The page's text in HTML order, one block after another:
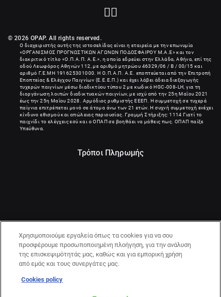
© 2026 OPAP. All rights reserved.
Ο διαχειριστής αυτής της ιστοσελίδας είναι η εταιρεία με την επωνυμία
«ΟΡΓΑΝΙΣΜΟΣ ΠΡΟΓΝΩΣΤΙΚΩΝ ΑΓΩΝΩΝ ΠΟΔΟΣΦΑΙΡΟΥ Μ.Α.Ε» και τον
διακριτικό τίτλο «Ο.Π.Α.Π. Α.Ε.», η οποία εδρεύει στην Ελλάδα, Αθήνα, επί της
οδού Λεωφόρος Αθηνών 112, με αριθμό μητρώου 46329/06 / B / 00/15 και
αριθμό Γ.Ε.ΜΗ 191625301000
. Η Ο.Π.Α.Π. Α.Ε. εποπτεύεται από την Επιτροπή
Εποπτείας & Ελέγχου Παιγνίων (Ε.Ε.Ε.Π.) και έχει λάβει άδεια διεξαγωγής
τυχερών παιγνίων μέσω διαδικτύου τύπου 2 με κωδικό HGC-008-LH, για τη
διοργάνωση λοιπών διαδικτυακών παιγνίων, με ισχύ από την 25η Μαΐου 2021
έως την 25η Μαΐου 2028. Αρμόδιος ρυθμιστής ΕΕΕΠ. Η συμμετοχή σε τυχερά
παίγνια επιτρέπεται μονό σε άτομα άνω των 21 ετών. Η συχνή συμμετοχή ενέχει
κίνδυνο εθισμού και απώλειας περιουσίας. Γραμμή Στήριξης: 1114 Γιατί το
παιχνίδι το ελέγχεις εσύ και ο ΟΠΑΠ σε βοηθάει να μάθεις πως. ΟΠΑΠ παίξε
Υπεύθυνα.
Τρόποι Πληρωμής
Χρησιμοποιούμε εργαλεία όπως τα cookies για να σου
προσφέρουμε προσωποποιημένη πλοήγηση, για την ανάλυση
της επισκεψιμότητάς μας, καθώς και για εμπορική χρήση
από εμάς και τους συνεργάτες μας.
Cookies policy